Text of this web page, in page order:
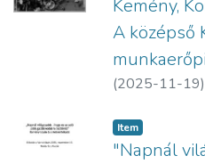
Kemény,
A középső
(2025-11-19)
Item
"Napnál